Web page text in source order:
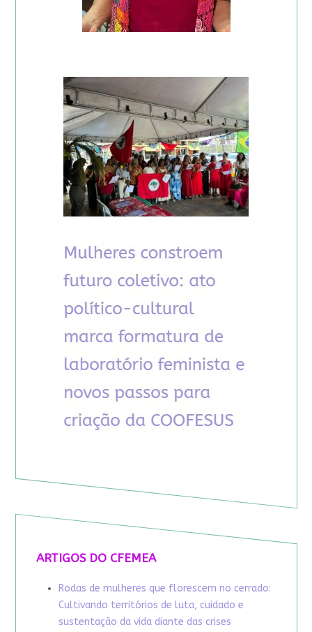
ARTIGOS DO CFEMEA
Rodas de mulheres que florescem no cerrado:
Cultivando territórios de luta, cuidado e
sustentação da vida diante das crises